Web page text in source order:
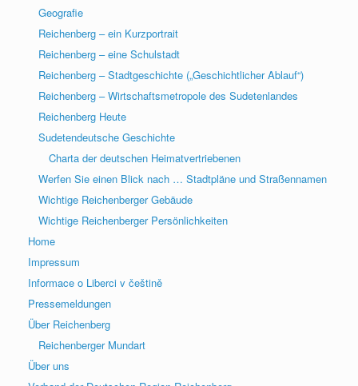
Geografie
Reichenberg – ein Kurzportrait
Reichenberg – eine Schulstadt
Reichenberg – Stadtgeschichte („Geschichtlicher Ablauf“)
Reichenberg – Wirtschaftsmetropole des Sudetenlandes
Reichenberg Heute
Sudetendeutsche Geschichte
Charta der deutschen Heimatvertriebenen
Werfen Sie einen Blick nach … Stadtpläne und Straßennamen
Wichtige Reichenberger Gebäude
Wichtige Reichenberger Persönlichkeiten
Home
Impressum
Informace o Liberci v češtině
Pressemeldungen
Über Reichenberg
Reichenberger Mundart
Über uns